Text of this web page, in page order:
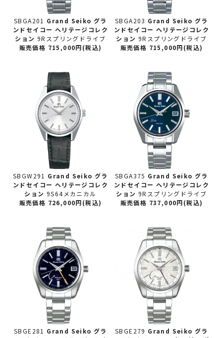
SBGA201 Grand Seiko グラ
ンドセイコー ヘリテージコレク
ション9Rスプリングドライブ
販売価格 715,000円(税込)
SBGA203 Grand Seiko グラ
ンドセイコー ヘリテージコレク
ション9Rスプリングドライブ
販売価格 715,000円(税込)
SBGW291 Grand Seiko グラ
ンドセイコー ヘリテージコレク
ション 9S64メカニカル
販売価格 726,000円(税込)
SBGA375 Grand Seiko グラ
ンドセイコー ヘリテージコレク
ション9Rスプリングドライブ
販売価格 737,000円(税込)
SBGE281 Grand Seiko グラ
SBGE279 Grand Seiko グラ